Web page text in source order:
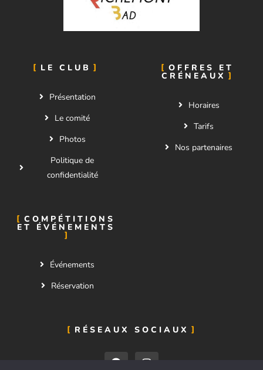
LE CLUB
Présentation
Le comité
Photos
Politique de
confidentialité
OFFRES ET
CRÉNEAUX
Horaires
Tarifs
Nos partenaires
COMPÉTITIONS
ET ÉVÉNEMENTS
Événements
Réservation
RÉSEAUX SOCIAUX